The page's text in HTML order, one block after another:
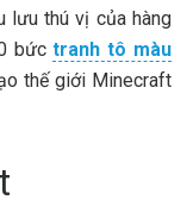
lưu thú vị của hàng
bứctranh tô màu
thế giới Minecraft